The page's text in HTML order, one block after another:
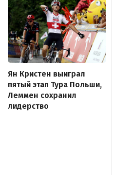
Ян Кристен выиграл
пятый этап Тура Польши,
Леммен сохранил
лидерство